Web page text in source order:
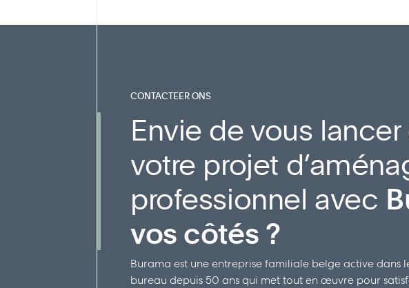
CONTACTEER ONS
Envie de vous
votre projet
professionnel avec
vos côtés ?
Burama est une entreprise familiale belge active dans
bureau depuis 50 ans qui met tout en œuvre pour